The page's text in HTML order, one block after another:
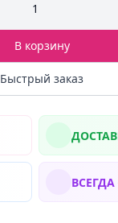
1
В корзину
Быстрый заказ
ВСЕГДА